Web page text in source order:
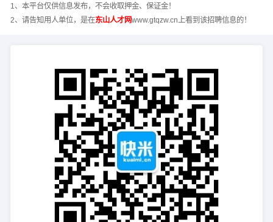
1、本平台仅供信息发布，不会收取押金、保证金！
2、请告知用人单位，是在东山人才网www.gtqzw.cn上看到该招聘信息的！